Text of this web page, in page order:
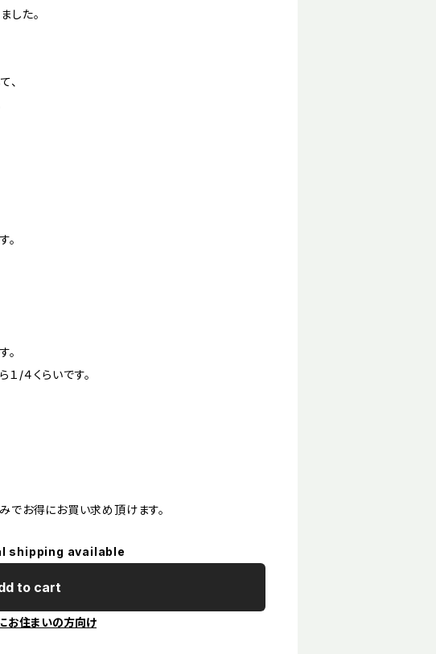
した。
、
。
。
/４くらいです。
でお得にお買い求め頂けます。
shipping available
to cart
お住まいの方向け